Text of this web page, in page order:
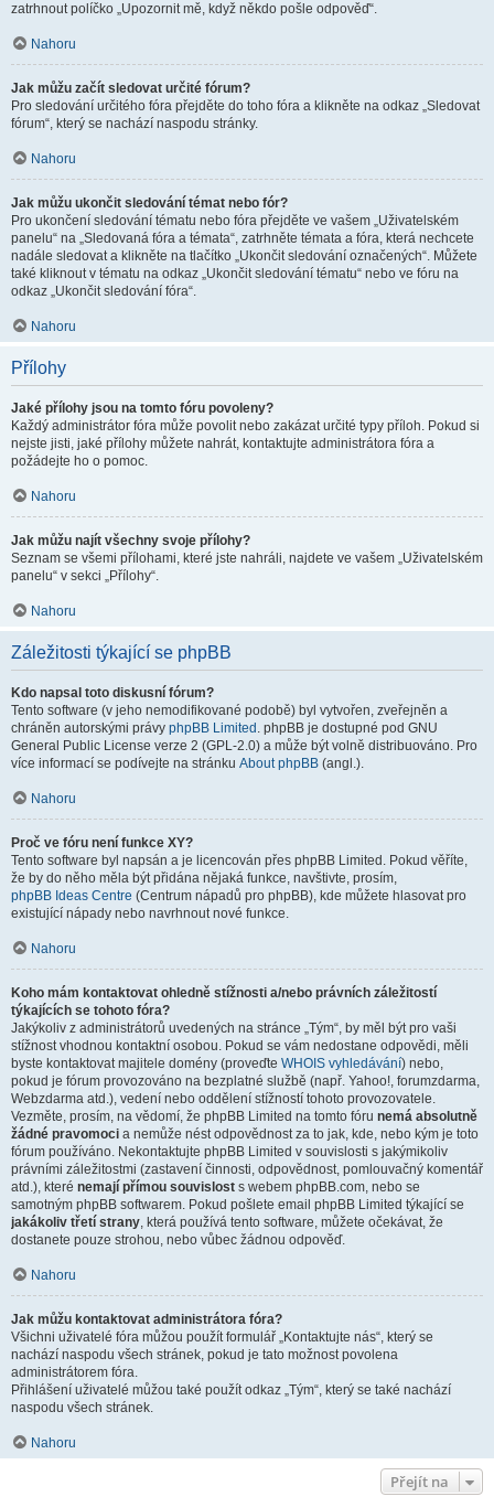
zatrhnout políčko „Upozornit mě, když někdo pošle odpověď“.
Nahoru
Jak můžu začít sledovat určité fórum?
Pro sledování určitého fóra přejděte do toho fóra a klikněte na odkaz „Sledovat
fórum“, který se nachází naspodu stránky.
Nahoru
Jak můžu ukončit sledování témat nebo fór?
Pro ukončení sledování tématu nebo fóra přejděte ve vašem „Uživatelském
panelu“ na „Sledovaná fóra a témata“, zatrhněte témata a fóra, která nechcete
nadále sledovat a klikněte na tlačítko „Ukončit sledování označených“. Můžete
také kliknout v tématu na odkaz „Ukončit sledování tématu“ nebo ve fóru na
odkaz „Ukončit sledování fóra“.
Nahoru
Přílohy
Jaké přílohy jsou na tomto fóru povoleny?
Každý administrátor fóra může povolit nebo zakázat určité typy příloh. Pokud si
nejste jisti, jaké přílohy můžete nahrát, kontaktujte administrátora fóra a
požádejte ho o pomoc.
Nahoru
Jak můžu najít všechny svoje přílohy?
Seznam se všemi přílohami, které jste nahráli, najdete ve vašem „Uživatelském
panelu“ v sekci „Přílohy“.
Nahoru
Záležitosti týkající se phpBB
Kdo napsal toto diskusní fórum?
Tento software (v jeho nemodifikované podobě) byl vytvořen, zveřejněn a
chráněn autorskými právy phpBB Limited . phpBB je dostupné pod GNU
General Public License verze 2 (GPL-2.0) a může být volně distribuováno. Pro
více informací se podívejte na stránku About phpBB (angl.).
Nahoru
Proč ve fóru není funkce XY?
Tento software byl napsán a je licencován přes phpBB Limited. Pokud věříte,
že by do něho měla být přidána nějaká funkce, navštivte, prosím,
phpBB Ideas Centre (Centrum nápadů pro phpBB), kde můžete hlasovat pro
existující nápady nebo navrhnout nové funkce.
Nahoru
Koho mám kontaktovat ohledně stížnosti a/nebo právních záležitostí
týkajících se tohoto fóra?
Jakýkoliv z administrátorů uvedených na stránce „Tým“, by měl být pro vaši
stížnost vhodnou kontaktní osobou. Pokud se vám nedostane odpovědi, měli
byste kontaktovat majitele domény (proveďte WHOIS vyhledávání) nebo,
pokud je fórum provozováno na bezplatné službě (např. Yahoo!, forumzdarma,
Webzdarma atd.), vedení nebo oddělení stížností tohoto provozovatele.
Vezměte, prosím, na vědomí, že phpBB Limited na tomto fóru nemá absolutně
žádné pravomoci a nemůže nést odpovědnost za to jak, kde, nebo kým je toto
fórum používáno. Nekontaktujte phpBB Limited v souvislosti s jakýmikoliv
právními záležitostmi (zastavení činnosti, odpovědnost, pomlouvačný komentář
atd.), které nemají přímou souvislost s webem phpBB.com, nebo se
samotným phpBB softwarem. Pokud pošlete email phpBB Limited týkající se
jakákoliv třetí strany, která používá tento software, můžete očekávat, že
dostanete pouze strohou, nebo vůbec žádnou odpověď.
Nahoru
Jak můžu kontaktovat administrátora fóra?
Všichni uživatelé fóra můžou použít formulář „Kontaktujte nás“, který se
nachází naspodu všech stránek, pokud je tato možnost povolena
administrátorem fóra.
Přihlášení uživatelé můžou také použít odkaz „Tým“, který se také nachází
naspodu všech stránek.
Nahoru
Přejít na